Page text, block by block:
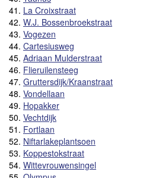
41. La Croixstraat
42. W.J. Bossenbroekstraat
43. Vogezen
44. Cartesiusweg
45. Adriaan Mulderstraat
46. Flieruilensteeg
47. Gruttersdijk/Kraanstraat
48. Vondellaan
49. Hopakker
50. Vechtdijk
51. Fortlaan
52. Niftarlakeplantsoen
53. Koppestokstraat
54. Wittevrouwensingel